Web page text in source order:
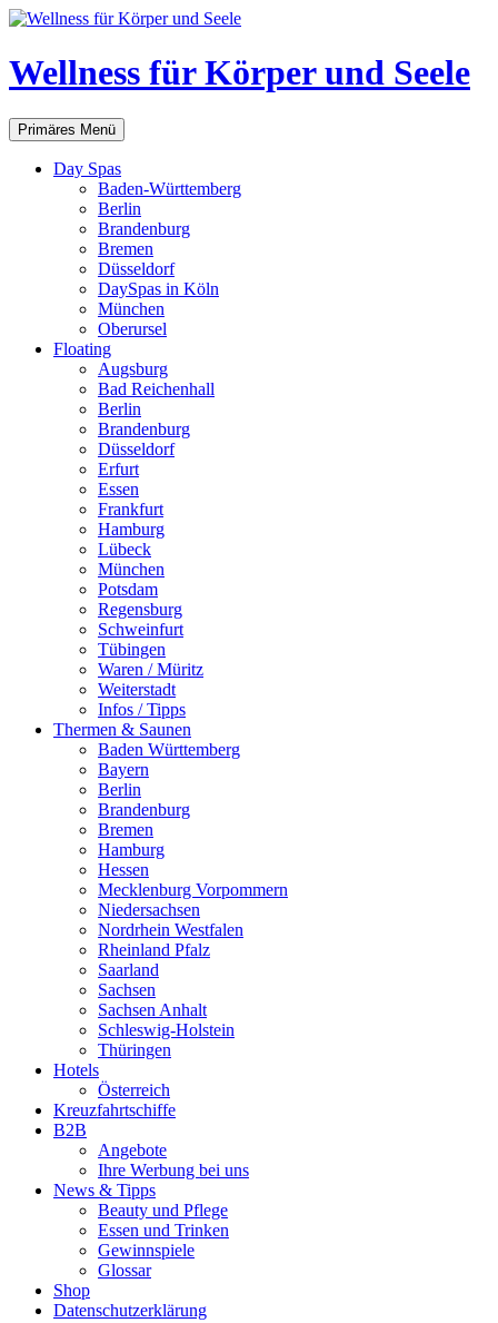
Zum
springen
Wellness für Körper und Seele
Suchen
Primäres Menü
Day Spas
Baden-Württemberg
Berlin
Brandenburg
Bremen
Düsseldorf
DaySpas in Köln
München
Oberursel
Floating
Augsburg
Bad Reichenhall
Berlin
Brandenburg
Düsseldorf
Erfurt
Essen
Frankfurt
Hamburg
Lübeck
München
Potsdam
Regensburg
Schweinfurt
Tübingen
Waren / Müritz
Weiterstadt
Infos / Tipps
Thermen & Saunen
Baden Württemberg
Bayern
Berlin
Brandenburg
Bremen
Hamburg
Hessen
Mecklenburg Vorpommern
Niedersachsen
Nordrhein Westfalen
Rheinland Pfalz
Saarland
Sachsen
Sachsen Anhalt
Schleswig-Holstein
Thüringen
Hotels
Österreich
Kreuzfahrtschiffe
B2B
Angebote
Ihre Werbung bei uns
News & Tipps
Beauty und Pflege
Essen und Trinken
Gewinnspiele
Glossar
Shop
Datenschutzerklärung